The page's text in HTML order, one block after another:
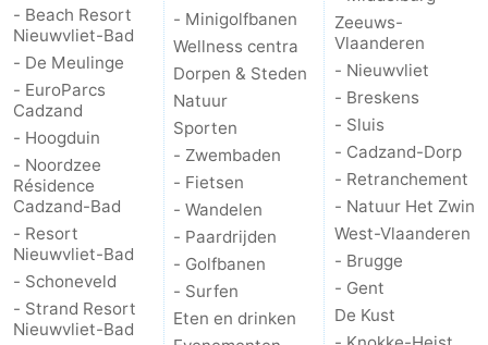
- Beach Resort
Nieuwvliet-Bad
- De Meulinge
- EuroParcs
Cadzand
- Hoogduin
- Noordzee
Résidence
Cadzand-Bad
- Resort
Nieuwvliet-Bad
- Schoneveld
- Strand Resort
Nieuwvliet-Bad
- Minigolfbanen
Wellness centra
Dorpen & Steden
Natuur
Sporten
- Zwembaden
- Fietsen
- Wandelen
- Paardrijden
- Golfbanen
- Surfen
Eten en drinken
Zeeuws-
Vlaanderen
- Nieuwvliet
- Breskens
- Sluis
- Cadzand-Dorp
- Retranchement
- Natuur Het Zwin
West-Vlaanderen
- Brugge
- Gent
De Kust